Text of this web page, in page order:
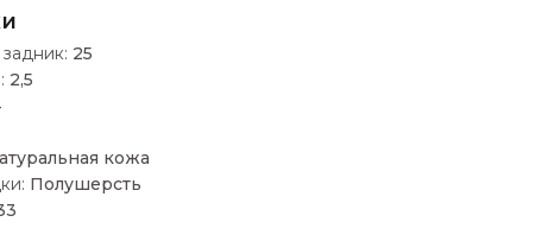
25
2,5
кожа
Полушерсть